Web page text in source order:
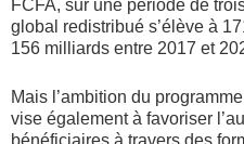
FCFA, sur une période de
global redistribué s’élève à
156 milliards entre 2017 et
Mais l’ambition du
vise également à favoriser